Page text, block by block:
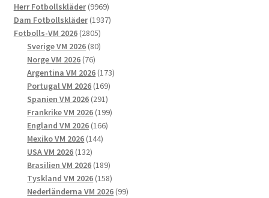
produkter
Herr Fotbollskläder 99699969
produkter
Dam Fotbollskläder 19371937
Fotbolls-VM 2026 28052805
produkter
Sverige VM 2026 8080
Norge VM 2026 7676
produkter
Argentina VM 2026 173173
Portugal VM 2026 169169
Spanien VM 2026 291291
produkter
Frankrike VM 2026 199199
England VM 2026 166166
Mexiko VM 2026 144144
USA VM 2026 132132
produkter
Brasilien VM 2026 189189
produkter
Tyskland VM 2026 158158
produkter
Nederländerna VM 2026 9999